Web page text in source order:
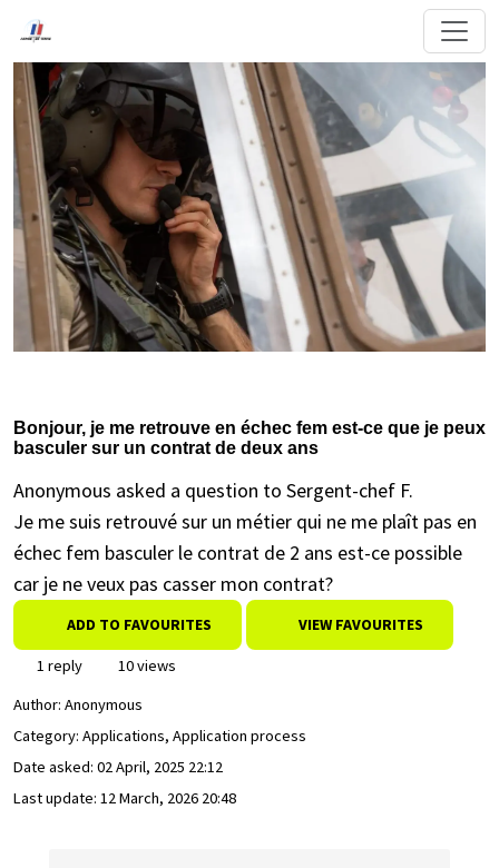
Bonjour, je me retrouve en échec fem est-ce que je peux
basculer sur un contrat de deux ans
Anonymous asked a question to Sergent-chef F.
Je me suis retrouvé sur un métier qui ne me plaît pas en
échec fem basculer le contrat de 2 ans est-ce possible
car je ne veux pas casser mon contrat?
ADD TO FAVOURITES VIEW FAVOURITES
1 reply
10 views
Author: Anonymous
Category: Applications, Application process
Date asked: 02 April, 2025 22:12
Last update: 12 March, 2026 20:48